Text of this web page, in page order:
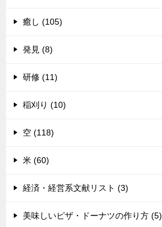
癒し (105)
発見 (8)
研修 (11)
稲刈り (10)
空 (118)
米 (60)
経済・経営系文献リスト (3)
美味しいピザ・ドーナツの作り方 (5)